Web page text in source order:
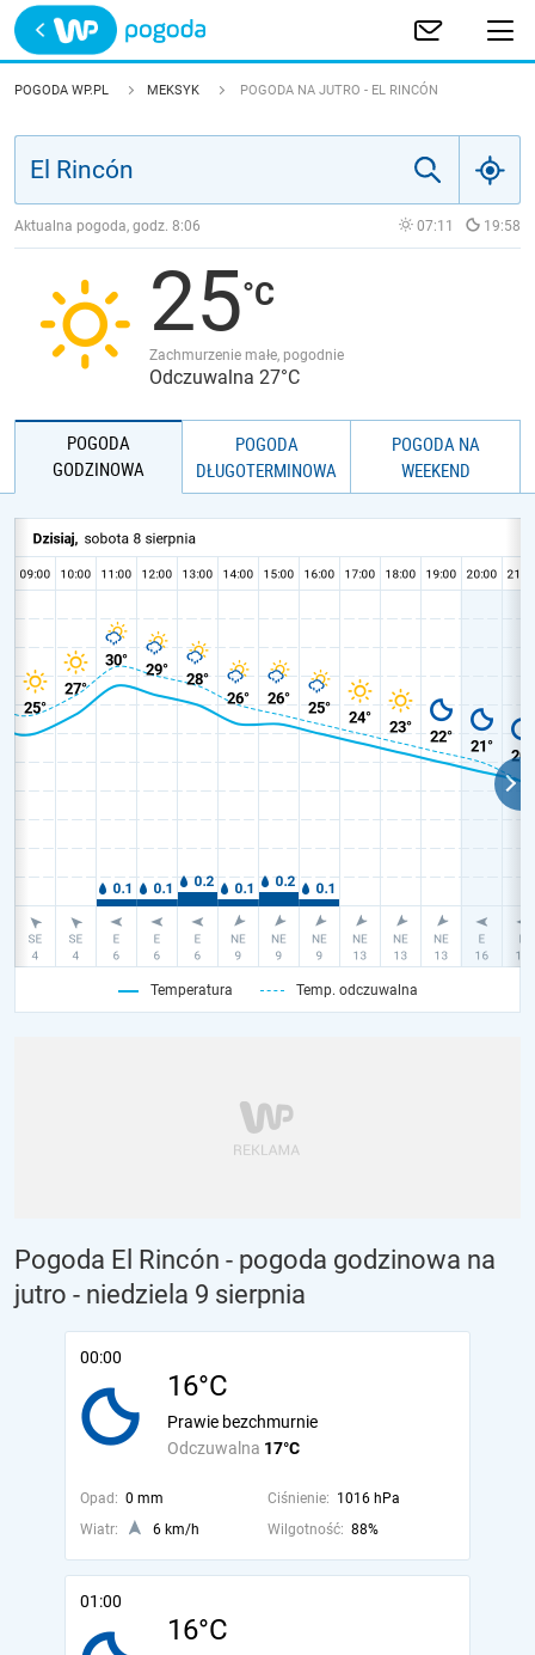
Trwa ładowanie
POLSKA
JAKOŚĆ POWIETRZA
POGODA WP.PL MEKSYK POGODA NA JUTRO - EL RINCÓN
Aktualna pogoda, godz. 8:06 07:11 19:58
25
Zachmurzenie małe, pogodnie
Odczuwalna 27°C
POGODA
GODZINOWA
POGODA
DŁUGOTERMINOWA
POGODA NA
WEEKEND
Temperatura Temp. odczuwalna
Pogoda El Rincón - pogoda godzinowa na
jutro - niedziela 9 sierpnia
00:00
16°C
Odczuwalna 17°C
Prawie bezchmurnie
Opad: 0 mm Ciśnienie: 1016 hPa
Wiatr:
6 km/h Wilgotność: 88%
01:00
16°C